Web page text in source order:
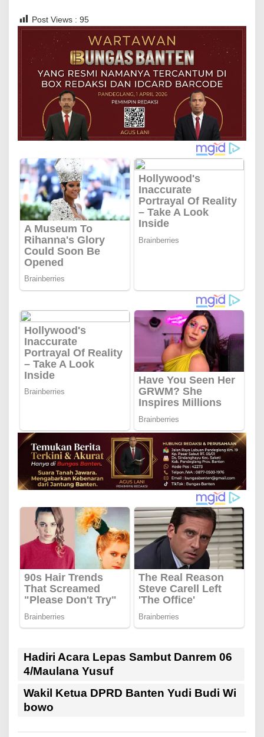
Post Views : 95
Hadiri Acara Lepas Sambut Danrem 06
4/Maulana Yusuf
Wakil Ketua DPRD Banten Yudi Budi Wi
bowo